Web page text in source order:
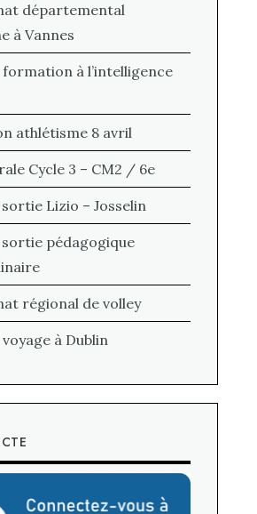
départemental
à Vannes
formation à l’intelligence
athlétisme 8 avril
Cycle 3 – CM2 / 6e
sortie Lizio – Josselin
sortie pédagogique
régional de volley
à Dublin